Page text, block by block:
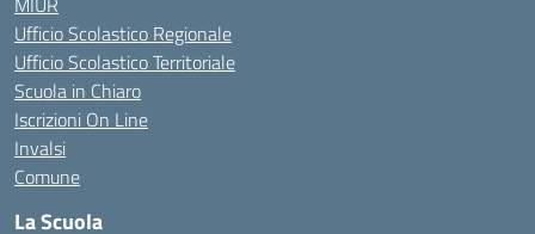
Ufficio Scolastico Regionale
Ufficio Scolastico Territoriale
Scuola in Chiaro
Iscrizioni On Line
Invalsi
Comune
La Scuola